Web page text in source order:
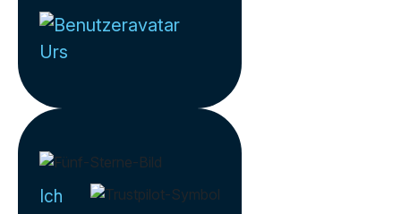
Urs
Ich